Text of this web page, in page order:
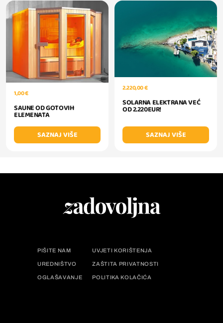
1,00 €
SAUNE OD GOTOVIH
ELEMENATA
SAZNAJ VIŠE
2.220,00 €
SOLARNA ELEKTRANA VEĆ
OD 2.220EUR!
SAZNAJ VIŠE
PIŠITE NAM UVJETI KORIŠTENJA
UREDNIŠTVO ZAŠTITA PRIVATNOSTI
OGLAŠAVANJE POLITIKA KOLAČIĆA